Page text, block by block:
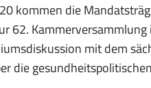
kommen die
62.
mit dem
die